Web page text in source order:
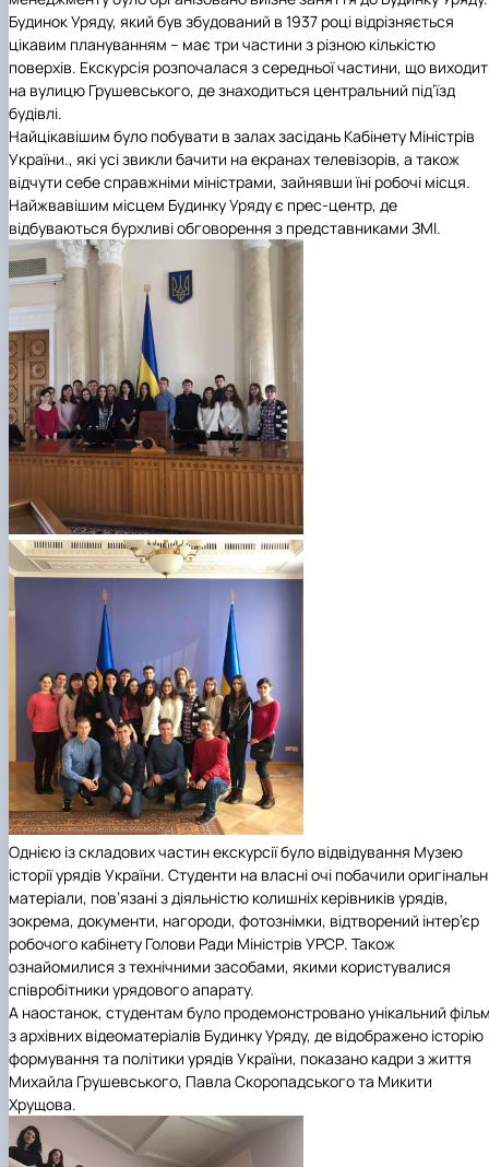
Будинок Уряду, який був збудований в 1937 році відрізняється
цікавим плануванням – має три частини з різною кількістю
поверхів. Екскурсія розпочалася з середньої частини, що
на вулицю Грушевського, де знаходиться центральний під’їзд
будівлі.
Найцікавішим було побувати в залах засідань Кабінету Міністрів
України., які усі звикли бачити на екранах телевізорів, а також
відчути себе справжніми міністрами, зайнявши їні робочі місця.
Найжвавішим місцем Будинку Уряду є прес-центр, де
відбуваються бурхливі обговорення з представниками ЗМІ.
Однією із складових частин екскурсії було відвідування Музею
історії урядів України. Студенти на власні очі побачили
матеріали, пов’язані з діяльністю колишніх керівників урядів,
зокрема, документи, нагороди, фотознімки, відтворений інтер’єр
робочого кабінету Голови Ради Міністрів УРСР. Також
ознайомилися з технічними засобами, якими користувалися
співробітники урядового апарату.
А наостанок, студентам було продемонстровано унікальний
з архівних відеоматеріалів Будинку Уряду, де відображено історію
формування та політики урядів України, показано кадри з життя
Михайла Грушевського, Павла Скоропадського та Микити
Хрущова.